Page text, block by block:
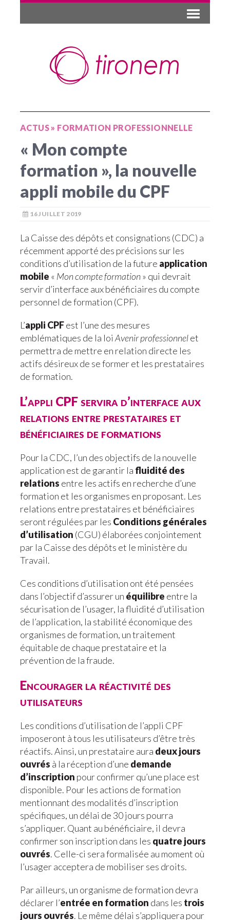
ACTUS» FORMATION PROFESSIONNELLE
« Mon compte
formation », la nouvelle
appli mobile du CPF
16 JUILLET 2019
La Caisse des dépôts et consignations (CDC) a
récemment apporté des précisions sur les
conditions d’utilisation de la future application
mobile « Mon compte formation» qui devrait
servir d’interface aux bénéficiaires du compte
personnel de formation (CPF).
L’appli CPFest l’une des mesures
emblématiques de la loi Avenir professionnelet
permettra de mettre en relation directe les
actifs désireux de se former et les prestataires
de formation.
L’appli CPF servira d’interface aux
relations entre prestataires et
bénéficiaires de formations
Pour la CDC, l’un des objectifs de la nouvelle
application est de garantir la fluidité des
relations entre les actifs en recherche d’une
formation et les organismes en proposant. Les
relations entre prestataires et bénéficiaires
seront régulées par les Conditions générales
d’utilisation (CGU) élaborées conjointement
par la Caisse des dépôts et le ministère du
Travail.
Ces conditions d’utilisation ont été pensées
dans l’objectif d’assurer un équilibre entre la
sécurisation de l’usager, la fluidité d’utilisation
de l’application, la stabilité économique des
organismes de formation, un traitement
équitable de chaque prestataire et la
prévention de la fraude.
Encourager la réactivité des
utilisateurs
Les conditions d’utilisation de l’appli CPF
imposeront à tous les utilisateurs d’être très
réactifs. Ainsi, un prestataire aura deux jours
ouvrés à la réception d’une demande
d’inscription pour confirmer qu’une place est
disponible. Pour les actions de formation
mentionnant des modalités d’inscription
spécifiques, un délai de 30 jours pourra
s’appliquer. Quant au bénéficiaire, il devra
confirmer son inscription dans les quatre jours
ouvrés. Celle-ci sera formalisée au moment où
l’usager acceptera de mobiliser ses droits.
Par ailleurs, un organisme de formation devra
déclarer l’entrée en formation dans les trois
jours ouvrés. Le même délai s’appliquera pour